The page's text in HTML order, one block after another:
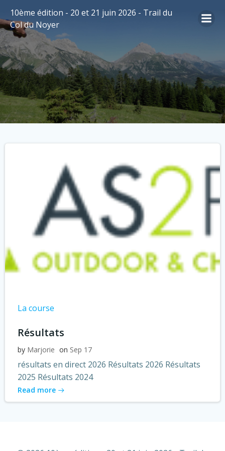
au
10ème édition - 20 et 21 juin 2026 - Trail du
Col du Noyer
La course
Résultats
by Marjorie on Sep 17
résultats en direct 2026 Résultats 2026 Résultats
2025 Résultats 2024
Read more